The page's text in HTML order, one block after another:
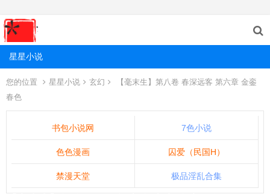
星星小说
您的位置 星星小说 玄幻
【毫末生】第八卷 春深远客 第六章 金銮
春色
书包小说网 7色小说
色色漫画 囚爱（民国H）
禁漫天堂 极品淫乱合集